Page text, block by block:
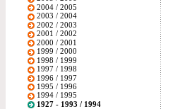
2004 / 2005
2003 / 2004
2002 / 2003
2001 / 2002
2000 / 2001
1999 / 2000
1998 / 1999
1997 / 1998
1996 / 1997
1995 / 1996
1994 / 1995
1927 - 1993 / 1994